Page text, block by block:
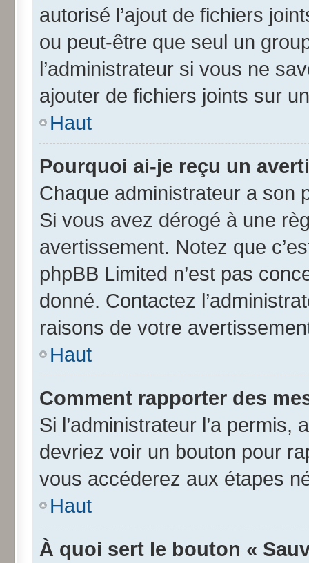
autorisé l’ajout de fichiers
ou peut-être que seul un
l’administrateur si vous ne
ajouter de fichiers joints sur
Haut
Pourquoi ai-je reçu un
Chaque administrateur a son
Si vous avez dérogé à une
avertissement. Notez que
phpBB Limited n’est pas
donné. Contactez
raisons de votre
Haut
Comment rapporter des
Si l’administrateur l’a
devriez voir un bouton pour
vous accéderez aux étapes
Haut
À quoi sert le bouton «